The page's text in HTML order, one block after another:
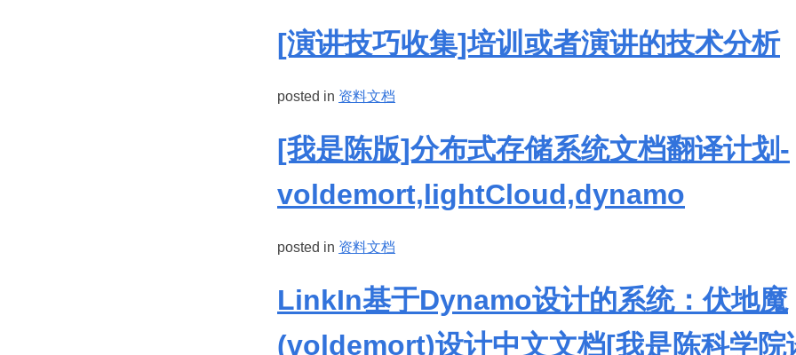
[演讲技巧收集]培训或者演讲的技术分析
posted in 资料文档
[我是陈版]分布式存储系统文档翻译计划-
voldemort,lightCloud,dynamo
posted in 资料文档
LinkIn基于Dynamo设计的系统：伏地魔
(voldemort)设计中文文档[我是陈科学院